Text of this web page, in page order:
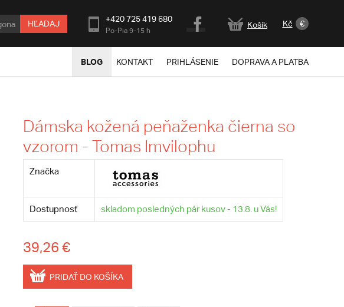
HĽADAJ +420 725 419 680
Po-Pia 9-15 h
Košík Kč €
BLOG KONTAKT PRIHLÁSENIE DOPRAVA A PLATBA
Dámska kožená peňaženka čierna so
vzorom - Tomas Imvilophu
Značka
Dostupnosť skladom posledných pár kusov - 13.8. u Vás!
39,26 €
PRIDAŤ DO KOŠÍKA